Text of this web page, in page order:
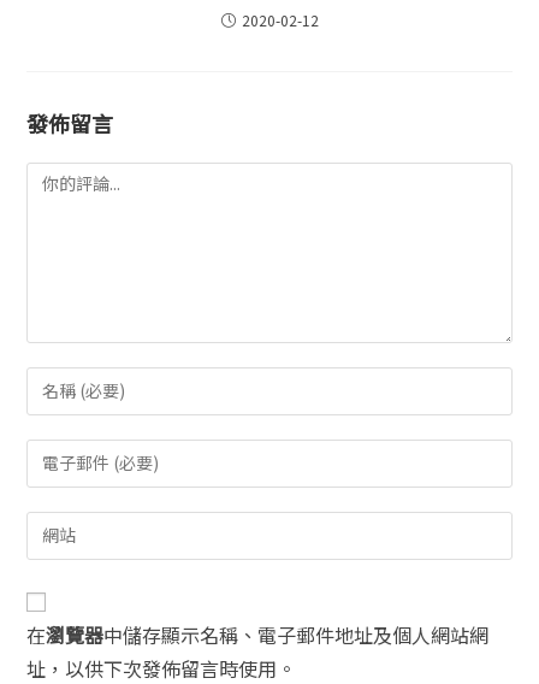
2020-02-12
發佈留言
在瀏覽器中儲存顯示名稱、電子郵件地址及個人網站網
址，以供下次發佈留言時使用。